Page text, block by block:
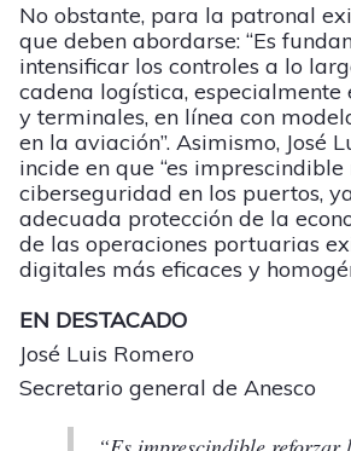
No obstante, para la patronal
que deben abordarse: “Es
intensificar los controles a lo
cadena logística, especialmente
y terminales, en línea con
en la aviación”. Asimismo, José
incide en que “es
ciberseguridad en los puertos,
adecuada protección de la
de las operaciones portuarias
digitales más eficaces y
EN DESTACADO
José Luis Romero
Secretario general de Anesco